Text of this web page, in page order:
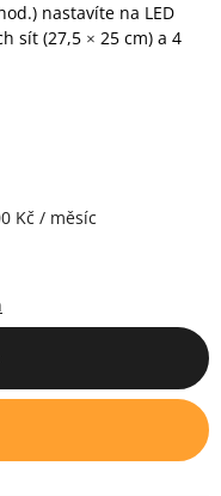
nastavíte na LED
sít (27,5 × 25 cm) a 4
Kč / měsíc